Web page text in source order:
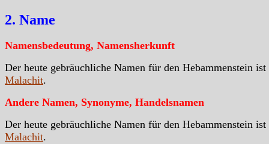
2. Name
Namensbedeutung, Namensherkunft
Der heute gebräuchliche Namen für den Hebammenstein ist
Malachit.
Andere Namen, Synonyme, Handelsnamen
Der heute gebräuchliche Namen für den Hebammenstein ist
Malachit.